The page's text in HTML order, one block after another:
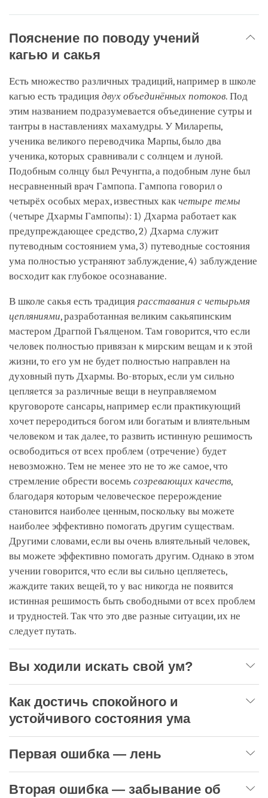
Пояснение по поводу учений
кагью и сакья
Есть множество различных традиций, например в школе
кагью есть традиция двух объединённых потоков. Под
этим названием подразумевается объединение сутры и
тантры в наставлениях махамудры. У Миларепы,
ученика великого переводчика Марпы, было два
ученика, которых сравнивали с солнцем и луной.
Подобным солнцу был Речунгпа, а подобным луне был
несравненный врач Гампопа. Гампопа говорил о
четырёх особых мерах, известных как четыре темы
(четыре Дхармы Гампопы): 1) Дхарма работает как
предупреждающее средство, 2) Дхарма служит
путеводным состоянием ума, 3) путеводные состояния
ума полностью устраняют заблуждение, 4) заблуждение
восходит как глубокое осознавание.
В школе сакья есть традиция расставания с четырьмя
цепляниями, разработанная великим сакьяпинским
мастером Драгпой Гьялценом. Там говорится, что если
человек полностью привязан к мирским вещам и к этой
жизни, то его ум не будет полностью направлен на
духовный путь Дхармы. Во-вторых, если ум сильно
цепляется за различные вещи в неуправляемом
круговороте сансары, например если практикующий
хочет переродиться богом или богатым и влиятельным
человеком и так далее, то развить истинную решимость
освободиться от всех проблем (отречение) будет
невозможно. Тем не менее это не то же самое, что
стремление обрести восемь созревающих качеств,
благодаря которым человеческое перерождение
становится наиболее ценным, поскольку вы можете
наиболее эффективно помогать другим существам.
Другими словами, если вы очень влиятельный человек,
вы можете эффективно помогать другим. Однако в этом
учении говорится, что если вы сильно цепляетесь,
жаждите таких вещей, то у вас никогда не появится
истинная решимость быть свободными от всех проблем
и трудностей. Так что это две разные ситуации, их не
следует путать.
Вы ходили искать свой ум?
Как достичь спокойного и
устойчивого состояния ума
Первая ошибка — лень
Вторая ошибка — забывание об